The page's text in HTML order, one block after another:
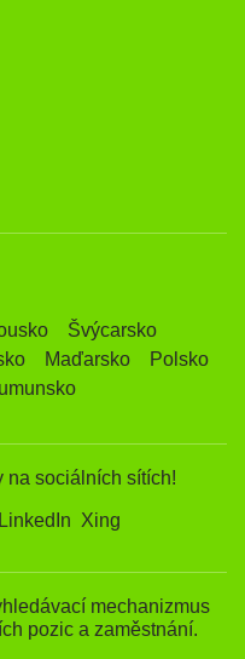
Švýcarsko
Maďarsko
Polsko
na sociálních sítích!
LinkedIn Xing
mechanizmus
pozic a zaměstnání.